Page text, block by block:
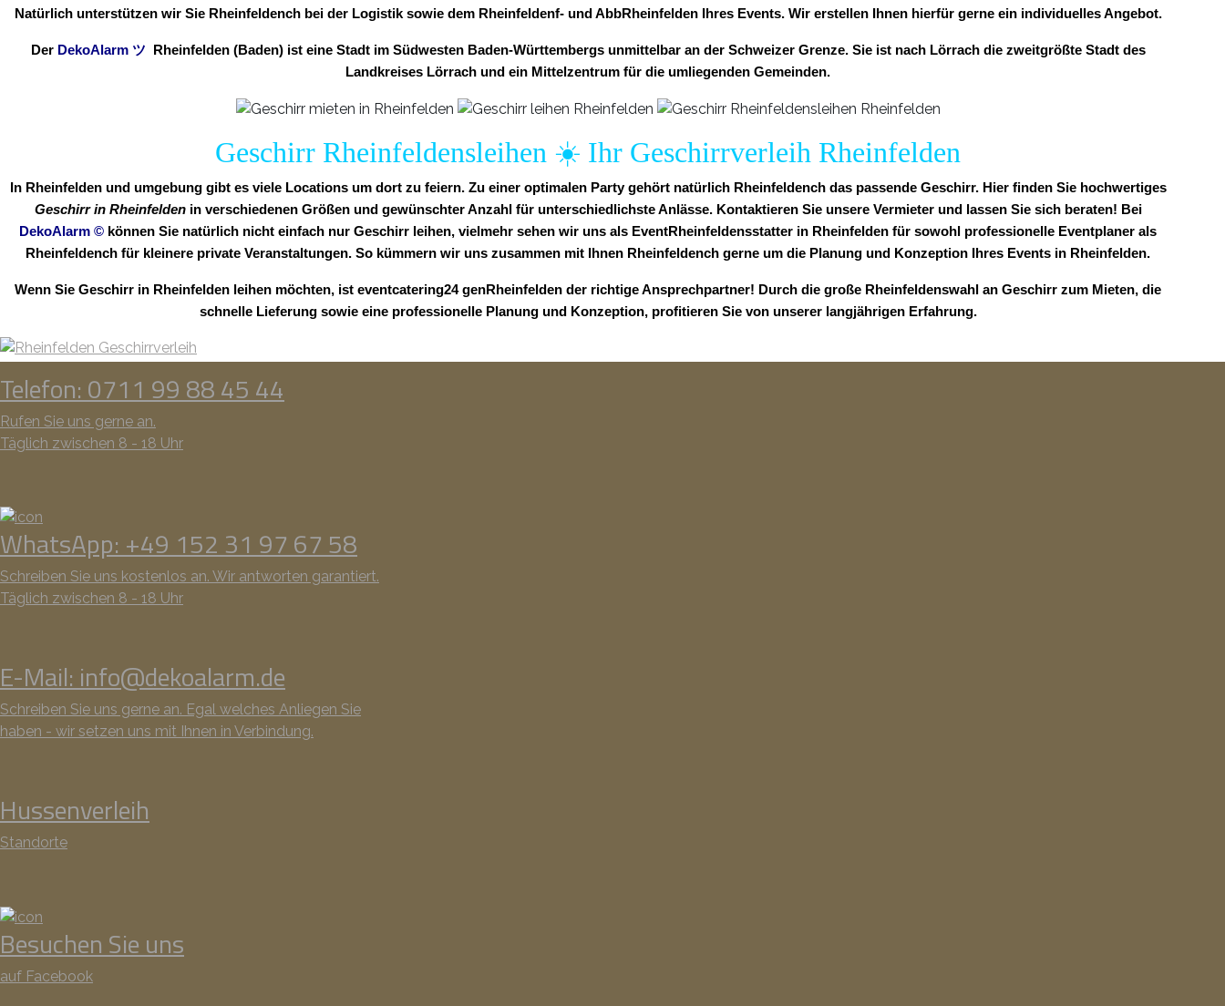
Natürlich unterstützen wir Sie Rheinfeldench bei der Logistik sowie dem Rheinfeldenf- und AbbRheinfelden Ihres Events. Wir erstellen Ihnen hierfür gerne ein individuelles Angebot.
Der DekoAlarm ツ
Rheinfelden (Baden) ist eine Stadt im Südwesten Baden-Württembergs unmittelbar an der Schweizer Grenze. Sie ist nach Lörrach die zweitgrößte Stadt des
Landkreises Lörrach und ein Mittelzentrum für die umliegenden Gemeinden.
Geschirr Rheinfeldensleihen ☀️ Ihr Geschirrverleih Rheinfelden
In Rheinfelden und umgebung gibt es viele Locations um dort zu feiern. Zu einer optimalen Party gehört natürlich Rheinfeldench das passende Geschirr. Hier finden Sie hochwertiges
Geschirr in Rheinfeldenin verschiedenen Größen und gewünschter Anzahl für unterschiedlichste Anlässe. Kontaktieren Sie unsere Vermieter und lassen Sie sich beraten! Bei
DekoAlarm © können Sie natürlich nicht einfach nur Geschirr leihen, vielmehr sehen wir uns als EventRheinfeldensstatter in Rheinfelden für sowohl professionelle Eventplaner als
Rheinfeldench für kleinere private Veranstaltungen. So kümmern wir uns zusammen mit Ihnen Rheinfeldench gerne um die Planung und Konzeption Ihres Events in Rheinfelden.
Wenn Sie Geschirr in Rheinfelden leihen möchten, ist eventcatering24 genRheinfelden der richtige Ansprechpartner! Durch die große Rheinfeldenswahl an Geschirr zum Mieten, die
schnelle Lieferung sowie eine professionelle Planung und Konzeption, profitieren Sie von unserer langjährigen Erfahrung.
Telefon: 0711 99 88 45 44
Rufen Sie uns gerne an.
Täglich zwischen 8 - 18 Uhr
WhatsApp: +49 152 31 97 67 58
Schreiben Sie uns kostenlos an. Wir antworten garantiert.
Täglich zwischen 8 - 18 Uhr
E-Mail: info@dekoalarm.de
Schreiben Sie uns gerne an. Egal welches Anliegen Sie
haben - wir setzen uns mit Ihnen in Verbindung.
Hussenverleih
Standorte
Besuchen Sie uns
auf Facebook